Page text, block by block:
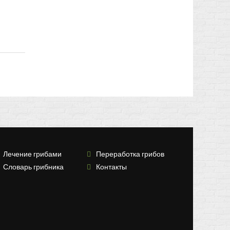
Лечение грибами
Словарь грибника
Переработка грибов
Контакты